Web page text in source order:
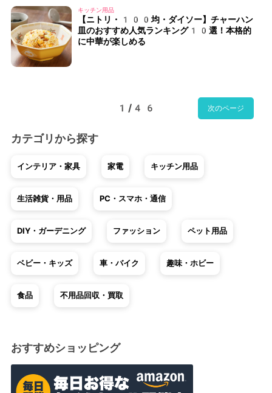
キッチン用品
【ニトリ・100均・ダイソー】チャーハン
皿のおすすめ人気ランキング10選！本格的
に中華が楽しめる
1/46 次のページ
カテゴリから探す
インテリア・家具 家電 キッチン用品
生活雑貨・用品 PC・スマホ・通信
DIY・ガーデニング ファッション ペット用品
ベビー・キッズ 車・バイク 趣味・ホビー
食品 不用品回収・買取
おすすめショッピング